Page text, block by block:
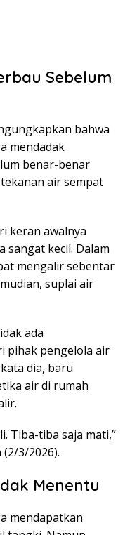
Sebelum
bahwa
mendadak
benar-benar
air sempat
keran awalnya
sangat kecil. Dalam
mengalir sebentar
suplai air
ada
pihak pengelola air
dia, baru
air di rumah
Tiba-tiba saja mati,”
3/2026).
Menentu
mendapatkan